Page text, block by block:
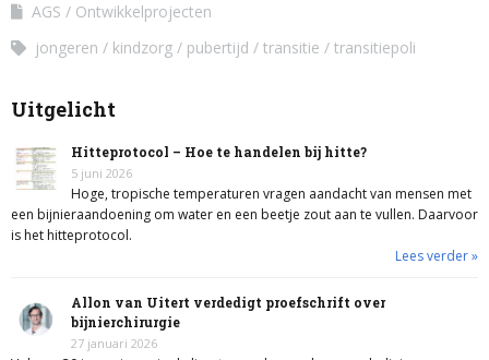
AGS
Ontwikkelprojecten
jongeren
kindzorg pubertijd transitie transitiepoli
Uitgelicht
Hitteprotocol – Hoe te handelen bij hitte?
5 juni 2026
Hoge, tropische temperaturen vragen aandacht van mensen met
een bijnieraandoening om water en een beetje zout aan te vullen. Daarvoor
is het hitteprotocol.
Lees verder »
Allon van Uitert verdedigt proefschrift over
bijnierchirurgie
27 januari 2026